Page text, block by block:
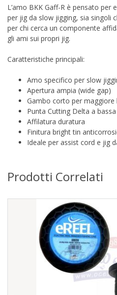
L’amo BKK Gaff-R è pensato
per jig da slow jigging, sia singoli
per chi cerca un componente
gli ami sui propri jig.
Caratteristiche principali:
Amo specifico per slow
Apertura ampia (wide gap)
Gambo corto per maggiore
Punta Cutting Delta a
Affilatura duratura
Finitura bright tin
Ideale per assist cord e jig
Prodotti Correlati